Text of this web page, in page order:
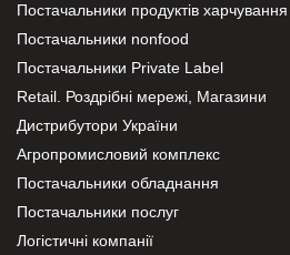
Постачальники продуктів харчування
Постачальники nonfood
Постачальники Private Label
Retail. Роздрібні мережі, Магазини
Дистрибутори України
Агропромисловий комплекс
Постачальники обладнання
Постачальники послуг
Логістичні компанії